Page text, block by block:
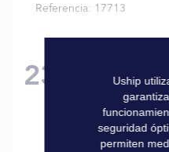
Referencia 17713
234,00 €
Uship
seguridad
permiten